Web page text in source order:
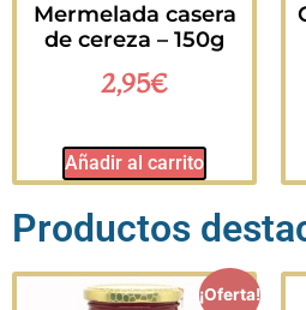
Mermelada casera
de cereza – 150g
2,95€
Añadir al carrito
Productos
¡Oferta!